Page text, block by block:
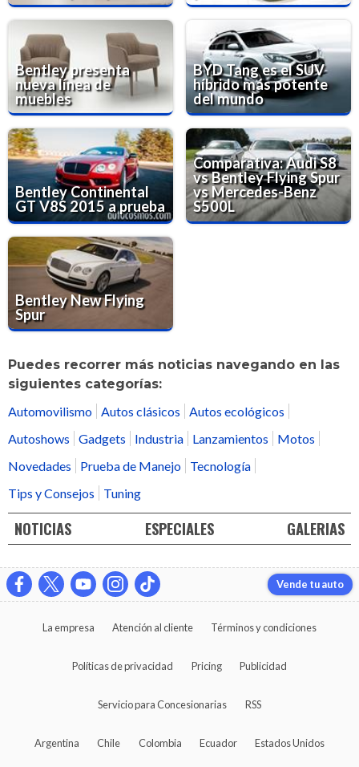
Bentley presenta
nueva línea de
muebles
BYD Tang es el SUV
híbrido más potente
del mundo
Bentley Continental
GT V8S 2015 a prueba
Comparativa: Audi S8
vs Bentley Flying Spur
vs Mercedes-Benz
S500L
Bentley New Flying
Spur
Puedes recorrer más noticias navegando en las
siguientes categorías:
Automovilismo
Autos clásicos
Autos ecológicos
Autoshows
Gadgets Industria Lanzamientos
Motos
Novedades
Prueba de Manejo
Tecnología
Tips y Consejos
Tuning
NOTICIAS ESPECIALES GALERIAS
Vende tu auto
La empresa Atención al cliente Términos y condiciones
Políticas de privacidad Pricing Publicidad
Servicio para Concesionarias RSS
Argentina Chile Colombia Ecuador Estados Unidos